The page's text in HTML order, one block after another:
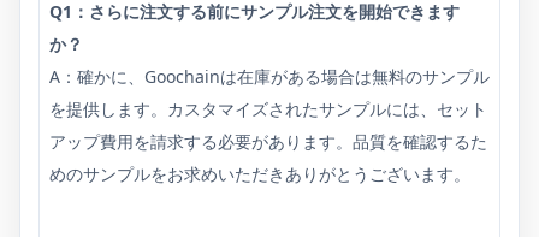
Q1：さらに注文する前にサンプル注文を開始できます
か？
A：確かに、Goochainは在庫がある場合は無料のサンプル
を提供します。カスタマイズされたサンプルには、セット
アップ費用を請求する必要があります。品質を確認するた
めのサンプルをお求めいただきありがとうございます。